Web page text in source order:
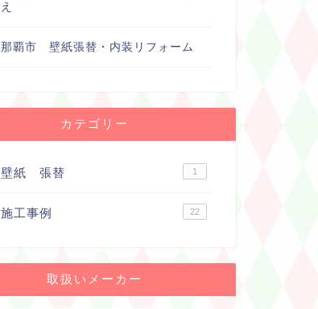
え
那覇市 壁紙張替・内装リフォーム
カテゴリー
壁紙 張替 1
施工事例 22
取扱いメーカー